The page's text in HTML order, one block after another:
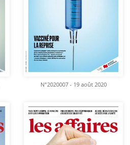
N°2020007 - 19 août 2020